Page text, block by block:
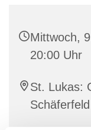
Mittwoch,
20:00 Uhr
St. Lukas: